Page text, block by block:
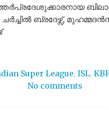
ഉത്തർപ്രദേശുക്കാരനായ
ബ്രദേഴ്സ്,
Super League, ISL,
No comments